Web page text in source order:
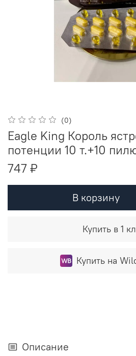
(0)
Eagle King Король
потенции 10 т.+10
747 ₽
В корзину
Купить в 1
Купить на
Описание